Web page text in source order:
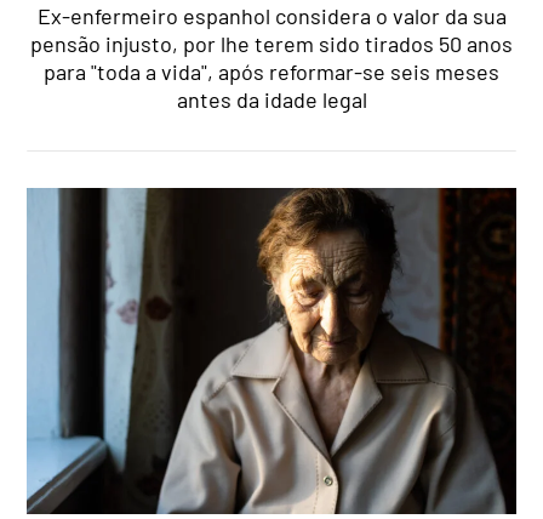
Ex-enfermeiro espanhol considera o valor da sua
pensão injusto, por lhe terem sido tirados 50 anos
para "toda a vida", após reformar-se seis meses
antes da idade legal